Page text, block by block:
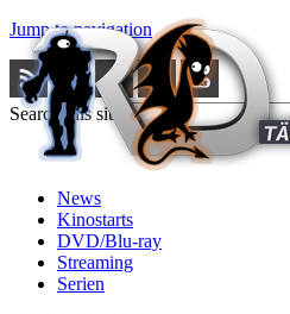
Jump to navigation
Search this site
News
Kinostarts
DVD/Blu-ray
Streaming
Serien